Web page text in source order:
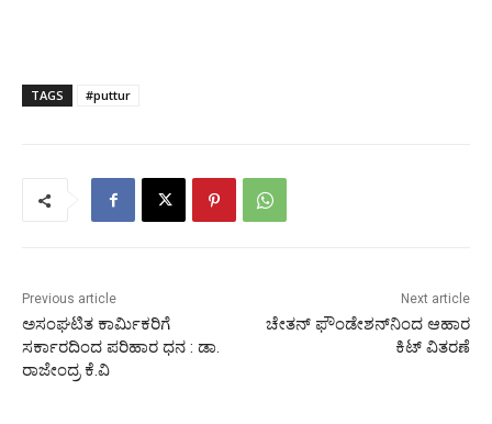
TAGS #puttur
Previous article
ಅಸಂಘಟಿತ ಕಾರ್ಮಿಕರಿಗೆ
ಸರ್ಕಾರದಿಂದ ಪರಿಹಾರ ಧನ : ಡಾ.
ರಾಜೇಂದ್ರ ಕೆ.ವಿ
Next article
ಚೇತನ್ ಫೌಂಡೇಶನ್‍ನಿಂದ ಆಹಾರ
ಕಿಟ್ ವಿತರಣೆ